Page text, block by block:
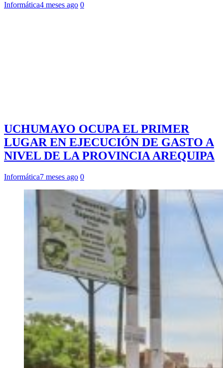
Informática4 meses ago 0
UCHUMAYO OCUPA EL PRIMER
LUGAR EN EJECUCIÓN DE GASTO A
NIVEL DE LA PROVINCIA AREQUIPA
Informática7 meses ago 0